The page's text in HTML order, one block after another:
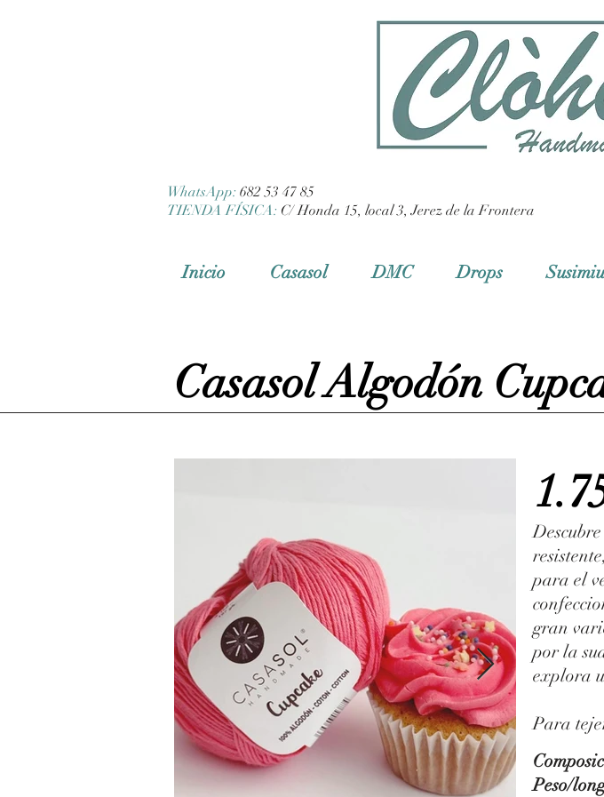
WhatsApp: 682 53 47 85
TIENDA FÍSICA: C/ Honda 15, local 3, Jerez de la Frontera
Inicio Casasol DMC Drops
Casasol Algodón
para el
gran
por la
explora
Para
Peso/